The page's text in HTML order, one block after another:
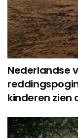
Nederlandse
kinderen zien